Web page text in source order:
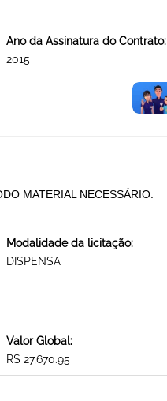
Ano da Assinatura do Contrato:
2015
MATERIAL NECESSÁRIO.
Modalidade da licitação:
DISPENSA
Valor Global:
R$ 27,670.95